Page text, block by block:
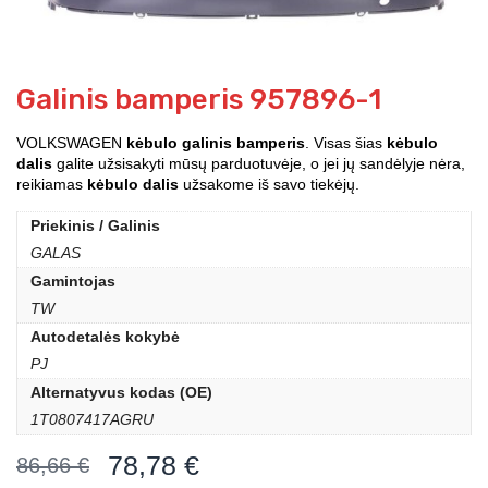
Galinis bamperis 957896-1
VOLKSWAGEN kėbulo galinis bamperis . Visas šias kėbulo
dalis galite užsisakyti mūsų parduotuvėje, o jei jų sandėlyje nėra,
reikiamas kėbulo dalis užsakome iš savo tiekėjų.
Priekinis / Galinis
GALAS
Gamintojas
TW
Autodetalės kokybė
PJ
Alternatyvus kodas (OE)
1T0807417AGRU
86,66€ 78,78 €